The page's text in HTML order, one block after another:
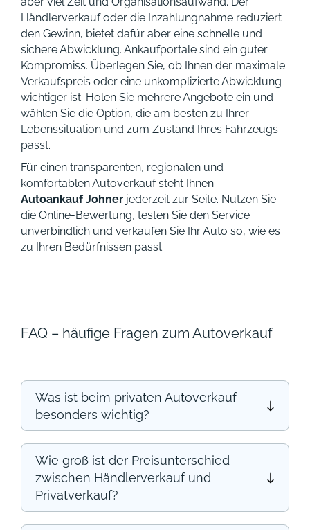
Händlerverkauf oder die Inzahlungnahme reduziert
den Gewinn, bietet dafür aber eine schnelle und
sichere Abwicklung. Ankaufportale sind ein guter
Kompromiss. Überlegen Sie, ob Ihnen der maximale
Verkaufspreis oder eine unkomplizierte Abwicklung
wichtiger ist. Holen Sie mehrere Angebote ein und
wählen Sie die Option, die am besten zu Ihrer
Lebenssituation und zum Zustand Ihres Fahrzeugs
passt.
Für einen transparenten, regionalen und
komfortablen Autoverkauf steht Ihnen
Autoankauf Johner jederzeit zur Seite. Nutzen Sie
die Online-Bewertung, testen Sie den Service
unverbindlich und verkaufen Sie Ihr Auto so, wie es
zu Ihren Bedürfnissen passt.
FAQ – häufige Fragen zum Autoverkauf
Was ist beim privaten Autoverkauf
besonders wichtig?
Wie groß ist der Preisunterschied
zwischen Händlerverkauf und
Privatverkauf?